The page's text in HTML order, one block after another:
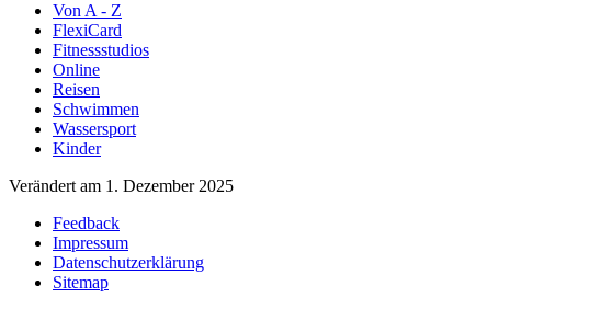
Von A - Z
FlexiCard
Fitnessstudios
Online
Reisen
Schwimmen
Wassersport
Kinder
Verändert am 1. Dezember 2025
Feedback
Impressum
Datenschutzerklärung
Sitemap